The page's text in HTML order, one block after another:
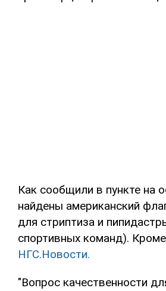
Как сообщили в пункте на
найдены американский
для стриптиза и
спортивных команд).
НГС.Новости.
"Вопрос качественности